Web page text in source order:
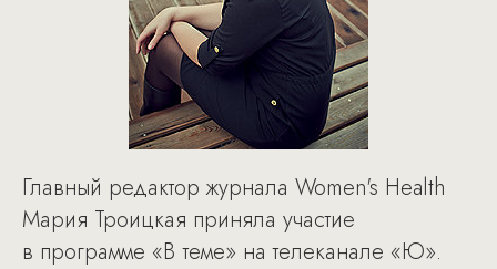
Главный редактор журнала Women's Health
Мария Троицкая приняла участие
в программе «В теме» на телеканале «Ю».